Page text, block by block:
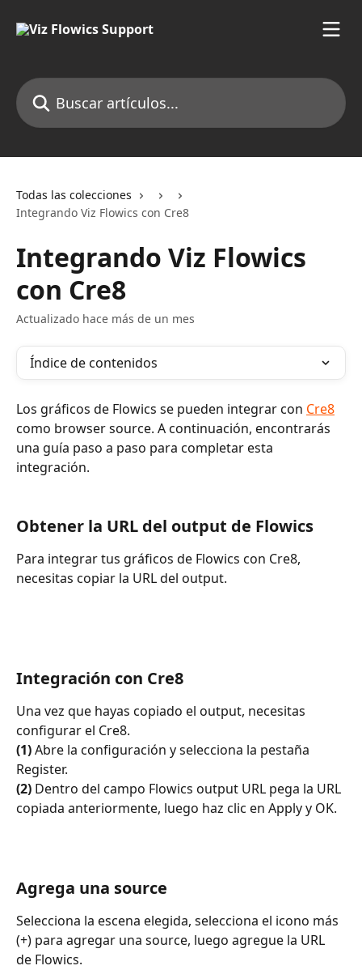
Buscar artículos...
Todas las colecciones
Integrando Viz Flowics con Cre8
Integrando Viz Flowics
con Cre8
Actualizado hace más de un mes
Índice de contenidos
Los gráficos de Flowics se pueden integrar con Cre8
como browser source. A continuación, encontrarás
una guía paso a paso para completar esta
integración.
Obtener la URL del output de Flowics
Para integrar tus gráficos de Flowics con Cre8,
necesitas copiar la URL del output.
Integración con Cre8
Una vez que hayas copiado el output, necesitas
configurar el Cre8.
(1) Abre la configuración y selecciona la pestaña
Register.
(2) Dentro del campo Flowics output URL pega la URL
copiada anteriormente, luego haz clic en Apply y OK.
Agrega una source
Selecciona la escena elegida, selecciona el icono más
(+) para agregar una source, luego agregue la URL
de Flowics.